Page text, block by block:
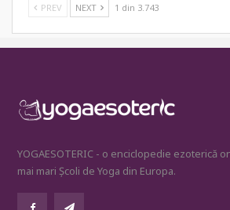
PREV NEXT 1 din 3.743
YOGAESOTERIC - o enciclopedie ezoterică
mai mari Școli de Yoga din Europa.